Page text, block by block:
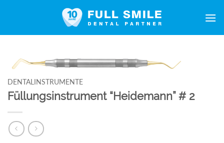
DENTALINSTRUMENTE
Füllungsinstrument “Heidemann” # 2